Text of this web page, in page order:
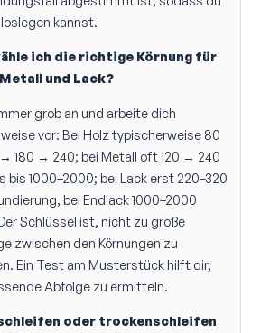
kannst.
ich die richtige Körnung für
und Lack?
grob an und arbeite dich
vor: Bei Holz typischerweise 80
180 → 240; bei Metall oft 120 → 240
bis 1000–2000; bei Lack erst 220–320
bei Endlack 1000–2000
Schlüssel ist, nicht zu große
zwischen den Körnungen zu
Ein Test am Musterstück hilft dir,
Abfolge zu ermitteln.
oder trockenschleifen